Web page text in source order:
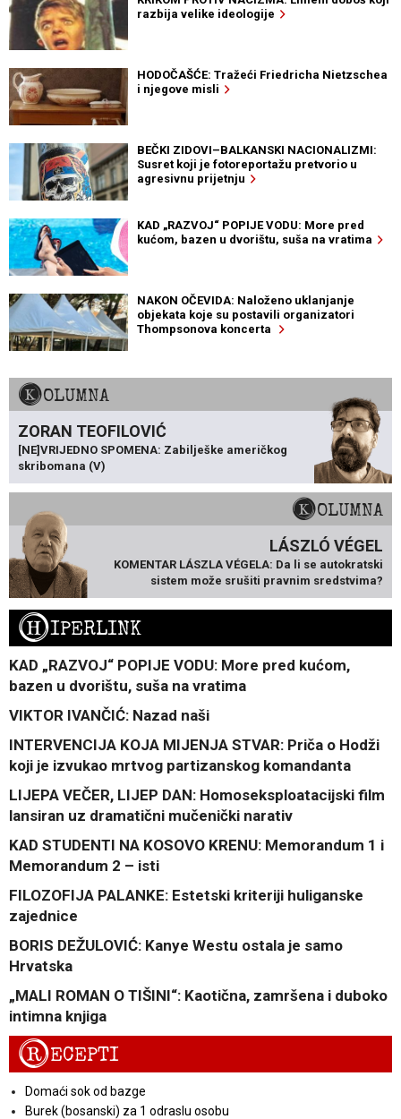
razbija velike ideologije
HODOČAŠĆE: Tražeći Friedricha Nietzschea
i njegove misli
BEČKI ZIDOVI–BALKANSKI NACIONALIZMI:
Susret koji je fotoreportažu pretvorio u
agresivnu prijetnju
KAD „RAZVOJ“ POPIJE VODU: More pred
kućom, bazen u dvorištu, suša na vratima
NAKON OČEVIDA: Naloženo uklanjanje
objekata koje su postavili organizatori
Thompsonova koncerta
KOLUMNA
ZORAN TEOFILOVIĆ
[NE]VRIJEDNO SPOMENA: Zabilješke američkog
skribomana (V)
KOLUMNA
LÁSZLÓ VÉGEL
KOMENTAR LÁSZLA VÉGELA: Da li se autokratski
sistem može srušiti pravnim sredstvima?
HIPERLINK
KAD „RAZVOJ“ POPIJE VODU: More pred kućom,
bazen u dvorištu, suša na vratima
VIKTOR IVANČIĆ: Nazad naši
INTERVENCIJA KOJA MIJENJA STVAR: Priča o Hodži
koji je izvukao mrtvog partizanskog komandanta
LIJEPA VEČER, LIJEP DAN: Homoseksploatacijski film
lansiran uz dramatični mučenički narativ
KAD STUDENTI NA KOSOVO KRENU: Memorandum 1 i
Memorandum 2 – isti
FILOZOFIJA PALANKE: Estetski kriteriji huliganske
zajednice
BORIS DEŽULOVIĆ: Kanye Westu ostala je samo
Hrvatska
„MALI ROMAN O TIŠINI“: Kaotična, zamršena i duboko
intimna knjiga
RECEPTI
Domaći sok od bazge
Burek (bosanski) za 1 odraslu osobu